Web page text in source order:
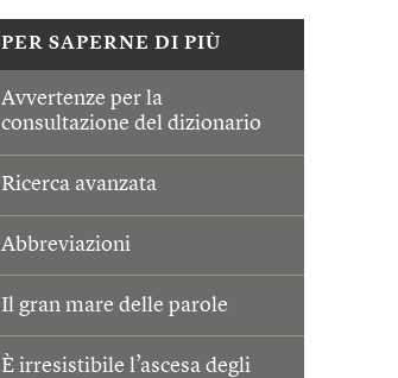
PER SAPERNE DI PIÙ
Avvertenze per la
consultazione del dizionario
Ricerca avanzata
Abbreviazioni
Il gran mare delle parole
È irresistibile l’ascesa degli